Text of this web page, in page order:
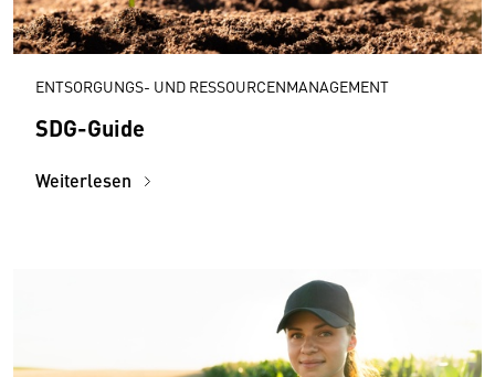
ENTSORGUNGS- UND RESSOURCENMANAGEMENT
SDG-Guide
Weiterlesen